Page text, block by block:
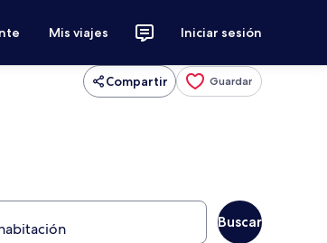
Mis viajes Iniciar sesión
Compartir Guardar
Buscar